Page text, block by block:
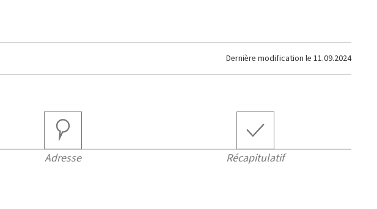
Dernière modification le 11.09.2024
Adresse Récapitulatif